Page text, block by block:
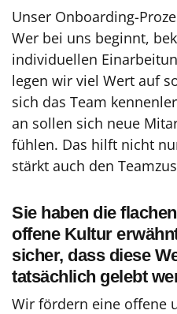
Unser Onboarding-
Wer bei uns beginnt,
individuellen
legen wir viel Wert auf
sich das Team
an sollen sich neue
fühlen. Das hilft nicht
stärkt auch den
Sie haben die
offene Kultur
sicher, dass diese
tatsächlich gelebt
Wir fördern eine offene